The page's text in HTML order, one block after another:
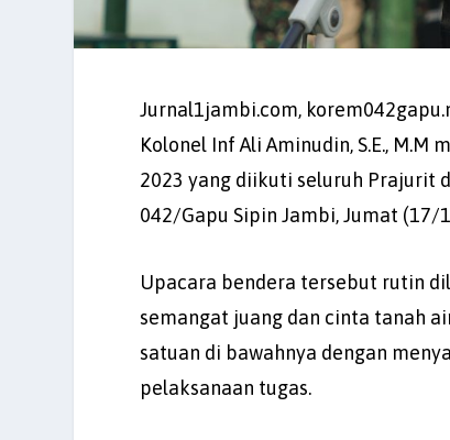
Jurnal1jambi.com,
Kolonel Inf Ali Aminudin, S.E.,
2023 yang diikuti seluruh Prajurit
042/Gapu Sipin Jambi, Jumat (17/
Upacara bendera tersebut rutin
semangat juang dan cinta tanah
satuan di bawahnya dengan
pelaksanaan tugas.